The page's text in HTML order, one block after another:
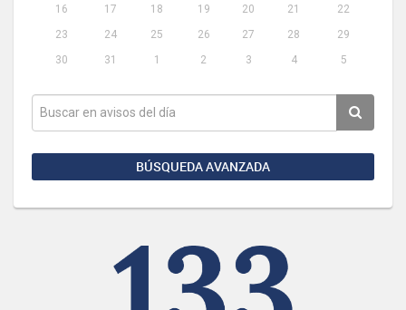
16
17 18 19 20 21
22
23
24 25 26 27 28
29
30
31 1 2 3 4 5
BÚSQUEDA AVANZADA